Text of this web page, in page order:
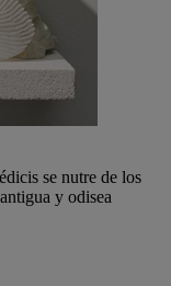
se nutre de los
y odisea